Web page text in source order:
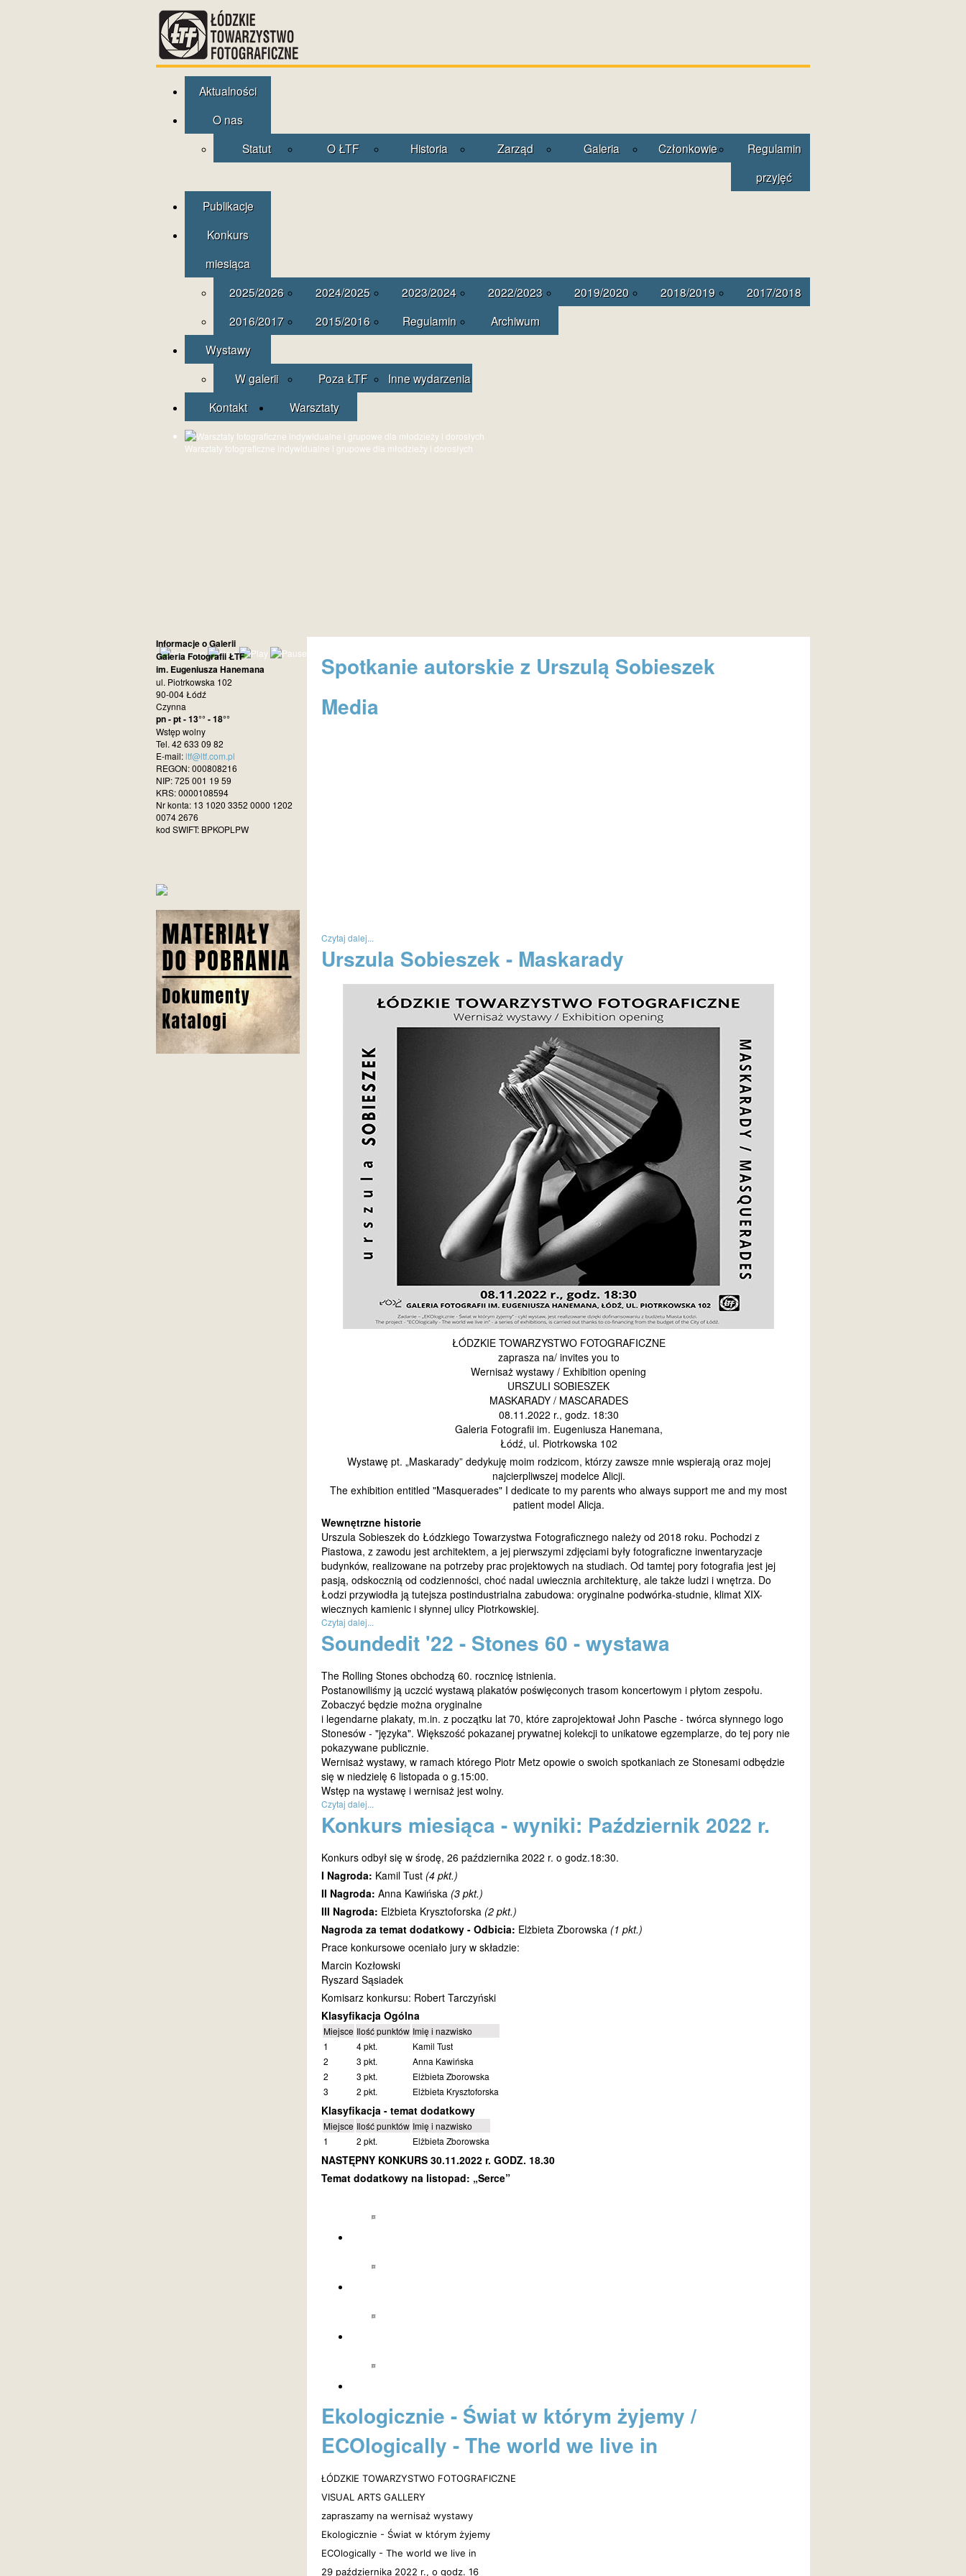
Aktualności
O nas
Statut
O ŁTF Historia Zarząd Galeria Członkowie
Regulamin
przyjęć
Publikacje
Konkurs
miesiąca
2025/2026
2024/2025 2023/2024 2022/2023 2019/2020 2018/2019
2017/2018
2016/2017
2015/2016 Regulamin
Archiwum
Wystawy
W galerii
Poza ŁTF
Inne wydarzenia
Kontakt
Warsztaty
Warsztaty fotograficzne indywidualne i grupowe dla młodzieży i dorosłych
Spotkanie autorskie z Urszulą Sobieszek
Media
Czytaj dalej...
Urszula Sobieszek - Maskarady
ŁÓDZKIE TOWARZYSTWO FOTOGRAFICZNE
zaprasza na/ invites you to
Wernisaż wystawy / Exhibition opening
URSZULI SOBIESZEK
MASKARADY / MASCARADES
08.11.2022 r., godz. 18:30
Galeria Fotografii im. Eugeniusza Hanemana,
Łódź, ul. Piotrkowska 102
Wystawę pt. „Maskarady” dedykuję moim rodzicom, którzy zawsze mnie wspierają oraz mojej
najcierpliwszej modelce Alicji.
The exhibition entitled "Masquerades" I dedicate to my parents who always support me and my most
patient model Alicja.
Wewnętrzne historie
Urszula Sobieszek do Łódzkiego Towarzystwa Fotograficznego należy od 2018 roku. Pochodzi z
Piastowa, z zawodu jest architektem, a jej pierwszymi zdjęciami były fotograficzne inwentaryzacje
budynków, realizowane na potrzeby prac projektowych na studiach. Od tamtej pory fotografia jest jej
pasją, odskocznią od codzienności, choć nadal uwiecznia architekturę, ale także ludzi i wnętrza. Do
Łodzi przywiodła ją tutejsza postindustrialna zabudowa: oryginalne podwórka-studnie, klimat XIX-
wiecznych kamienic i słynnej ulicy Piotrkowskiej.
Czytaj dalej...
Soundedit '22 - Stones 60 - wystawa
The Rolling Stones obchodzą 60. rocznicę istnienia.
Postanowiliśmy ją uczcić wystawą plakatów poświęconych trasom koncertowym i płytom zespołu.
Zobaczyć będzie można oryginalne
i legendarne plakaty, m.in. z początku lat 70, które zaprojektował John Pasche - twórca słynnego logo
Stonesów - "języka". Większość pokazanej prywatnej kolekcji to unikatowe egzemplarze, do tej pory nie
pokazywane publicznie.
Wernisaż wystawy, w ramach którego Piotr Metz opowie o swoich spotkaniach ze Stonesami odbędzie
się w niedzielę 6 listopada o g.15:00.
Wstęp na wystawę i wernisaż jest wolny.
Czytaj dalej...
Konkurs miesiąca - wyniki: Październik 2022 r.
Konkurs odbył się w środę, 26 października 2022 r. o godz.18:30.
I Nagroda: Kamil Tust (4 pkt.)
II Nagroda: Anna Kawińska (3 pkt.)
III Nagroda: Elżbieta Krysztoforska (2 pkt.)
Nagroda za temat dodatkowy - Odbicia: Elżbieta Zborowska (1 pkt.)
Prace konkursowe oceniało jury w składzie:
Marcin Kozłowski
Ryszard Sąsiadek
Komisarz konkursu: Robert Tarczyński
Klasyfikacja Ogólna
Miejsce Ilość punktów Imię i nazwisko
1
4 pkt.
Kamil Tust
2
3 pkt.
Anna Kawińska
2
3 pkt.
Elżbieta Zborowska
3
2 pkt. Elżbieta Krysztoforska
Klasyfikacja - temat dodatkowy
Miejsce Ilość punktów Imię i nazwisko
1
2 pkt. Elżbieta Zborowska
NASTĘPNY KONKURS 30.11.2022 r. GODZ. 18.30
Temat dodatkowy na listopad: „Serce”
Ekologicznie - Świat w którym żyjemy /
ECOlogically - The world we live in
ŁÓDZKIE TOWARZYSTWO FOTOGRAFICZNE
VISUAL ARTS GALLERY
zapraszamy na wernisaż wystawy
Ekologicznie - Świat w którym żyjemy
ECOlogically - The world we live in
29 października 2022 r., o godz. 16
Informacje o Galerii
Galeria Fotografii ŁTF
im. Eugeniusza Hanemana
ul. Piotrkowska 102
90-004 Łódź
Czynna
pn - pt - 13°° - 18°°
Wstęp wolny
Tel. 42 633 09 82
E-mail:ltf@ltf.com.pl
REGON: 000808216
NIP: 725 001 19 59
KRS: 0000108594
Nr konta: 13 1020 3352 0000 1202
0074 2676
kod SWIFT: BPKOPLPW